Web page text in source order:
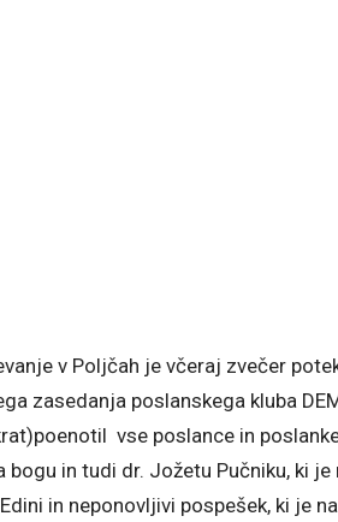
v Poljčah je včeraj zvečer
zasedanja poslanskega kluba
vse poslance in
in tudi dr. Jožetu Pučniku, ki je
in neponovljivi pospešek, ki je